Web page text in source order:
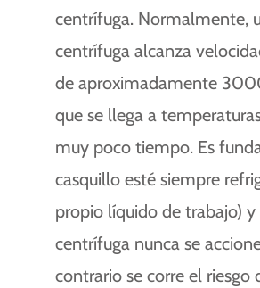
centrífuga. Normalmente,
centrífuga alcanza
de aproximadamente
que se llega a
muy poco tiempo. Es
casquillo esté siempre
propio líquido de trabajo)
centrífuga nunca se
contrario se corre el riesgo